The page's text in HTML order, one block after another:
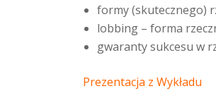
formy (skutecznego)
lobbing – forma
gwaranty sukcesu w
Prezentacja z Wykładu